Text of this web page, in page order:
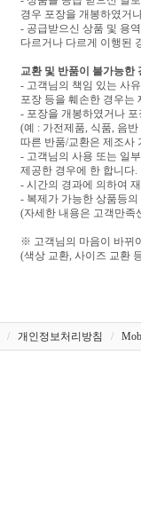
경우 포장을 개봉하였거
- 공급받으신 상품 및 용
다르거나 다르게 이행된
교환 및 반품이 불가능한
- 고객님의 책임 있는 사
포장 등을 훼손한 경우는
- 포장을 개봉하였거나
(예 : 가전제품, 식품, 음
따른 반품/교환은 제조사
- 고객님의 사용 또는 일
제공한 경우에 한 합니다.
- 시간의 경과에 의하여
- 복제가 가능한 상품등
(자세한 내용은 고객만족
※ 고객님의 마음이 바뀌
(색상 교환, 사이즈 교환
/ 개인정보처리방침 /